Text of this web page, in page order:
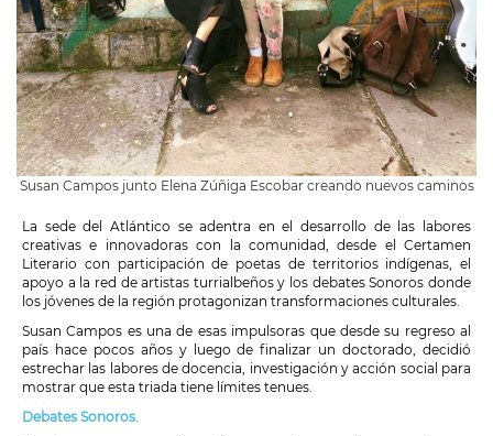
Susan Campos junto Elena Zúñiga Escobar creando nuevos caminos
La sede del Atlántico se adentra en el desarrollo de las labores
creativas e innovadoras con la comunidad, desde el Certamen
Literario con participación de poetas de territorios indígenas, el
apoyo a la red de artistas turrialbeños y los debates Sonoros donde
los jóvenes de la región protagonizan transformaciones culturales.
Susan Campos es una de esas impulsoras que desde su regreso al
país hace pocos años y luego de finalizar un doctorado, decidió
estrechar las labores de docencia, investigación y acción social para
mostrar que esta triada tiene límites tenues.
Debates Sonoros.